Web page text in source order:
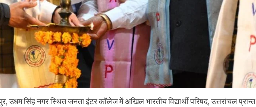
उधम सिंह नगर स्थित जनता इंटर कॉलेज में अखिल भारतीय विद्यार्थी परिषद, उत्तरांचल प्रान्त